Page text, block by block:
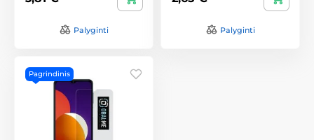
Palyginti Palyginti
Pagrindinis